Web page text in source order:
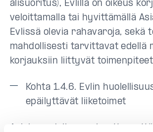
alisuoritus), Evlillä on oikeus
veloittamalla tai hyvittämällä
Evlissä olevia rahavaroja, sekä
mahdollisesti tarvittavat edellä
korjauksiin liittyvät
Kohta 1.4.6. Evlin
epäilyttävät liiketoimet